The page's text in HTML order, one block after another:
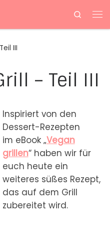
Search
III
– Teil III
Inspiriert von den
Dessert-Rezepten
im eBook „Vegan
grillen“ haben wir für
euch heute ein
weiteres süßes Rezept,
das auf dem Grill
zubereitet wird.